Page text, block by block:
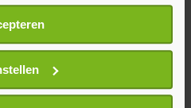
ook graag:
over uw geografische
meter nauwkeurig kan zijn
door het actief te
(fingerprinting)